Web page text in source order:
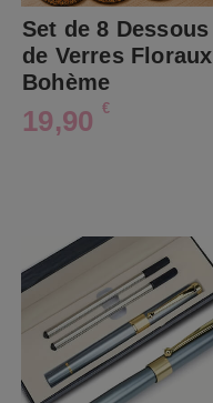
Set de 8 Dessous
de Verres Floraux
Bohème
19,90 €